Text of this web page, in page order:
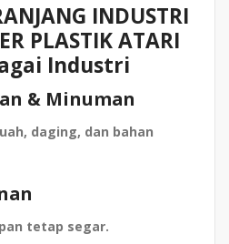
INDUSTRI
PLASTIK ATARI
Industri
& Minuman
daging, dan bahan
tetap segar.